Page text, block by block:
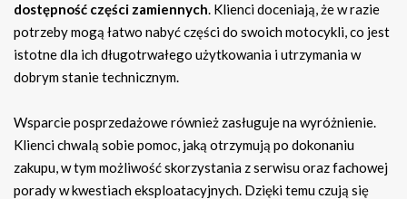
dostępność części zamiennych. Klienci doceniają, że w razie
potrzeby mogą łatwo nabyć części do swoich motocykli, co jest
istotne dla ich długotrwałego użytkowania i utrzymania w
dobrym stanie technicznym.
Wsparcie posprzedażowe również zasługuje na wyróżnienie.
Klienci chwalą sobie pomoc, jaką otrzymują po dokonaniu
zakupu, w tym możliwość skorzystania z serwisu oraz fachowej
porady w kwestiach eksploatacyjnych. Dzięki temu czują się